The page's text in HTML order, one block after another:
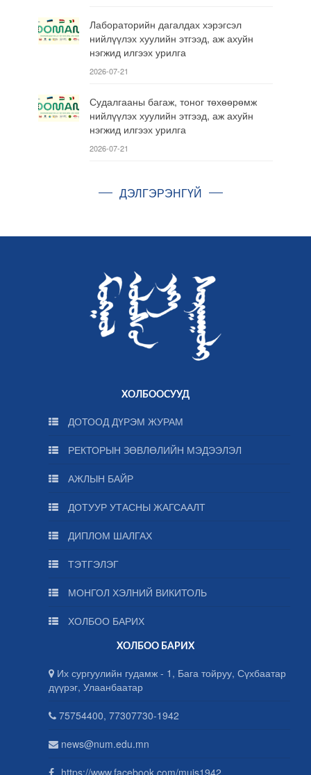
Лабораторийн дагалдах хэрэгсэл
нийлүүлэх хуулийн этгээд, аж ахуйн
нэгжид илгээх урилга
2026-07-21
Судалгааны багаж, тоног төхөөрөмж
нийлүүлэх хуулийн этгээд, аж ахуйн
нэгжид илгээх урилга
2026-07-21
ДЭЛГЭРЭНГҮЙ
ХОЛБООСУУД
ДОТООД ДҮРЭМ ЖУРАМ
РЕКТОРЫН ЗӨВЛӨЛИЙН МЭДЭЭЛЭЛ
АЖЛЫН БАЙР
ДОТУУР УТАСНЫ ЖАГСААЛТ
ДИПЛОМ ШАЛГАХ
ТЭТГЭЛЭГ
МОНГОЛ ХЭЛНИЙ ВИКИТОЛЬ
ХОЛБОО БАРИХ
ХОЛБОО БАРИХ
Их сургуулийн гудамж - 1, Бага тойруу, Сүхбаатар
дүүрэг, Улаанбаатар
75754400, 77307730-1942
news@num.edu.mn